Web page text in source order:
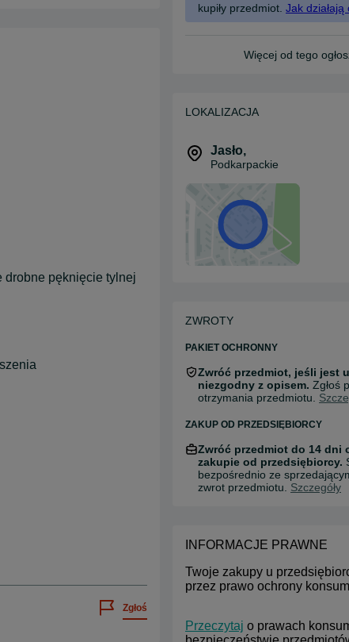
drobne pęknięcie tylnej
Zgłoś
kupiły przedmiot. Jak działają
Więcej od tego
LOKALIZACJA
Jasło,
Podkarpackie
ZWROTY
PAKIET OCHRONNY
Zwróć przedmiot, jeśli jest
niezgodny z opisem. Zgłoś
otrzymania przedmiotu.
ZAKUP OD PRZEDSIĘBIORCY
Zwróć przedmiot do 14 dni
zakupie od przedsiębiorcy.
bezpośrednio ze
zwrot przedmiotu. Szczegóły
INFORMACJE PRAWNE
Twoje zakupy u
przez prawo ochrony
Przeczytaj o prawach